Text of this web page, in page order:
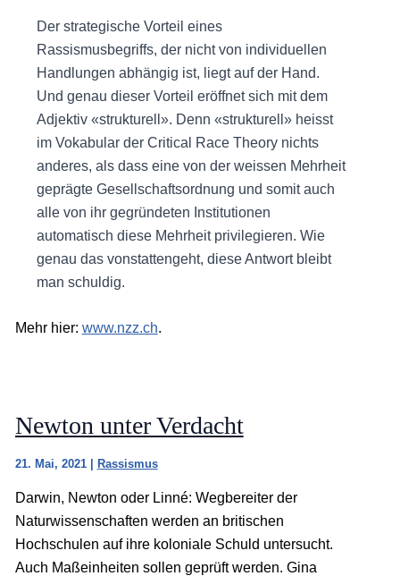
Der strategische Vorteil eines
Rassismusbegriffs, der nicht von individuellen
Handlungen abhängig ist, liegt auf der Hand.
Und genau dieser Vorteil eröffnet sich mit dem
Adjektiv «strukturell». Denn «strukturell» heisst
im Vokabular der Critical Race Theory nichts
anderes, als dass eine von der weissen Mehrheit
geprägte Gesellschaftsordnung und somit auch
alle von ihr gegründeten Institutionen
automatisch diese Mehrheit privilegieren. Wie
genau das vonstattengeht, diese Antwort bleibt
man schuldig.
Mehr hier: www.nzz.ch.
Newton unter Verdacht
21. Mai, 2021 Rassismus
Darwin, Newton oder Linné: Wegbereiter der
Naturwissenschaften werden an britischen
Hochschulen auf ihre koloniale Schuld untersucht.
Auch Maßeinheiten sollen geprüft werden. Gina